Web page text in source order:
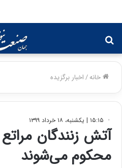
برای
خانه/اخبار برگزیده
۱۵:۱۵ | یکشنبه، ۱۸ خرداد ۱۳۹۹
محکوم می‌شوند